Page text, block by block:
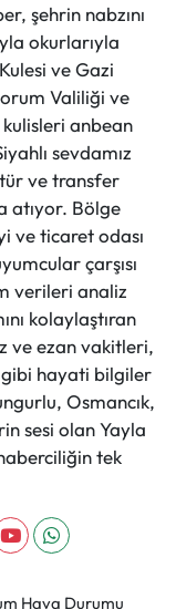
şehrin nabzını
okurlarıyla
ve Gazi
Valiliği ve
anbean
sevdamız
ve transfer
atıyor. Bölge
ve ticaret odası
çarşısı
verileri analiz
kolaylaştıran
ve ezan vakitleri,
hayati bilgiler
Osmancık,
sesi olan Yayla
tek
Hava Durumu